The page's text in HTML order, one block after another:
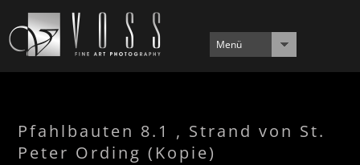
Menü
Pfahlbauten 8.1 , Strand von St.
Peter Ording (Kopie)